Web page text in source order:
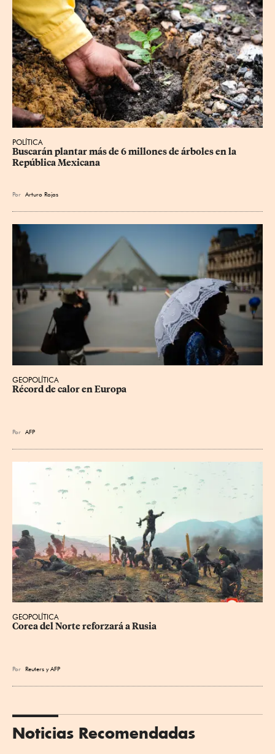
POLÍTICA
Buscarán plantar más de 6 millones de árboles en la
República Mexicana
Por Arturo Rojas
GEOPOLÍTICA
Récord de calor en Europa
Por AFP
GEOPOLÍTICA
Corea del Norte reforzará a Rusia
Por Reuters yAFP
Noticias Recomendadas